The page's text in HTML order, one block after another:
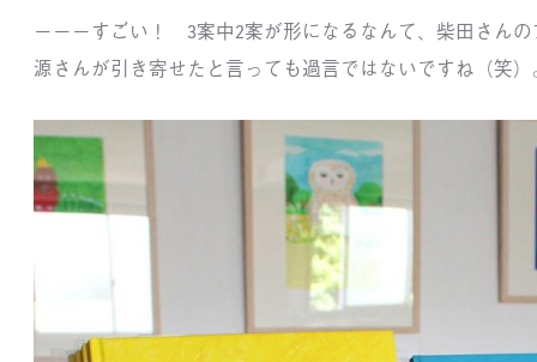
－－－すごい！ 3案中2案が形になるなんて、柴田さん
源さんが引き寄せたと言っても過言ではないですね（笑）